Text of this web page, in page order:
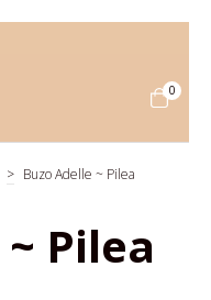
0
> Buzo Adelle ~ Pilea
Pilea